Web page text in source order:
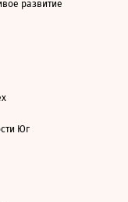
развитие
Юг